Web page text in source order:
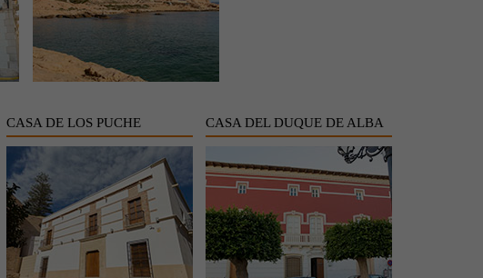
CASA DE LOS PUCHE CASA DEL DUQUE DE ALBA